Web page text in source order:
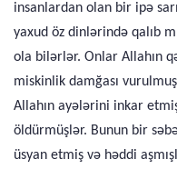
insanlardan olan bir ipə
yaxud öz dinlərində qalıb
ola bilərlər. Onlar Allahın
miskinlik damğası
Allahın ayələrini inkar
öldürmüşlər. Bunun bir
üsyan etmiş və həddi